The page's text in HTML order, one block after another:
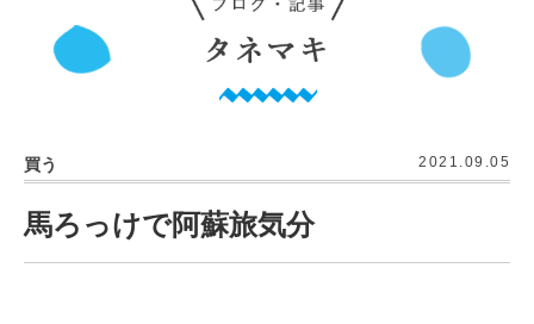
買う 2021.09.05
馬ろっけで阿蘇旅気分